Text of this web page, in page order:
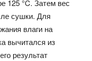
125 °C. Затем вес
сушки. Для
влаги на
вычитался из
результат